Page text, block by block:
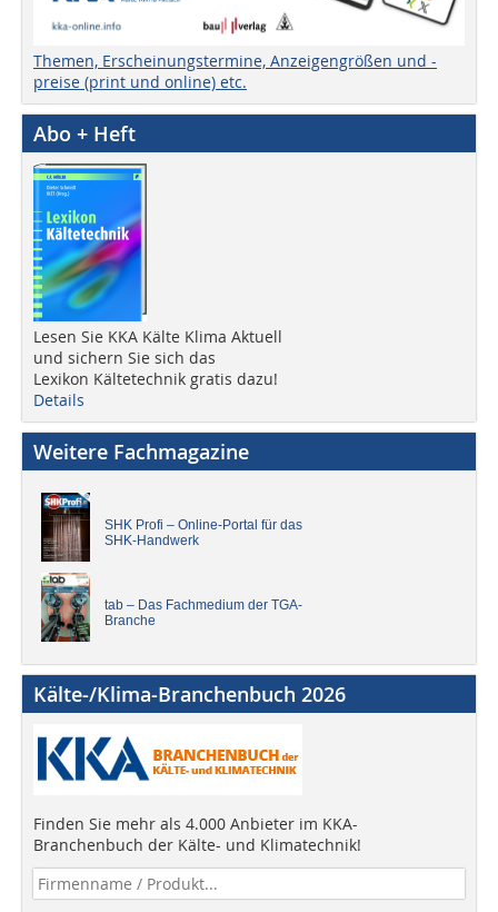
Themen, Erscheinungstermine, Anzeigengrößen und -
preise (print und online) etc.
Abo + Heft
Lesen Sie KKA Kälte Klima Aktuell
und sichern Sie sich das
Lexikon Kältetechnik gratis dazu!
Details
Weitere Fachmagazine
SHK Profi – Online-Portal für das
SHK-Handwerk
tab – Das Fachmedium der TGA-
Branche
Kälte-/Klima-Branchenbuch 2026
Finden Sie mehr als 4.000 Anbieter im KKA-
Branchenbuch der Kälte- und Klimatechnik!